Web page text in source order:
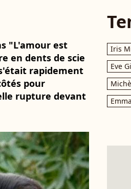
"L'amour est
en dents de scie
rapidement
pour
rupture devant
Iris
Eve